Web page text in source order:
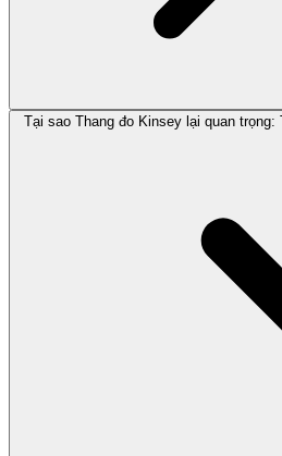
Tại sao Thang đo Kinsey lại quan